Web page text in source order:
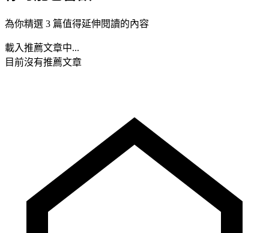
為你精選 3 篇值得延伸閱讀的內容
載入推薦文章中...
目前沒有推薦文章